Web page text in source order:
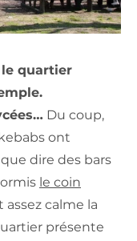
quartier
Du coup,
ont
dire des bars
le coin
assez calme la
présente